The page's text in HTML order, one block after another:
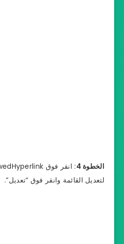
الخطوة 4
لتعديل القائمة وانقر فوق “تعديل”.